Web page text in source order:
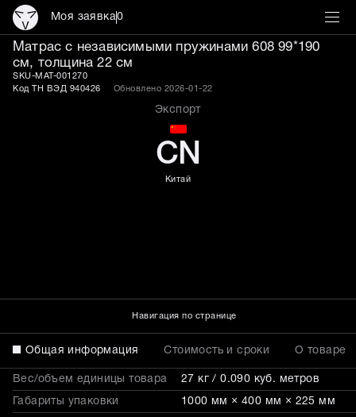
Моя заявка0
Матрас 608 99*190 см с
Матрас с независимыми пружинами 608 99*190
см, толщина 22 см
SKU-MAT-001270
Код ТН ВЭД 940426
Обновлено 2026-01-22
Экспорт
CN
Китай
Навигация по странице
Общая информация Стоимость и сроки О товаре
Вес/объем единицы товара 27 кг / 0.090 куб. метров
Габариты упаковки 1000 мм × 400 мм × 225 мм